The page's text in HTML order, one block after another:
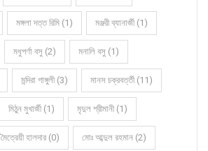
মঙ্গলা দত্ত রিমি (1) মঞ্জরী ব্যানার্জী (1)
মধুপর্ণা বসু (2) মনালি বসু (1)
মন্দিরা গাঙ্গুলী (3) মানস চক্রবর্ত্তী (11)
মিঠুন মুখার্জী (1) মৃদুল শ্রীমানী (1)
মৈত্রেয়ী হালদার (0) মোঃ আব্দুল রহমান (2)